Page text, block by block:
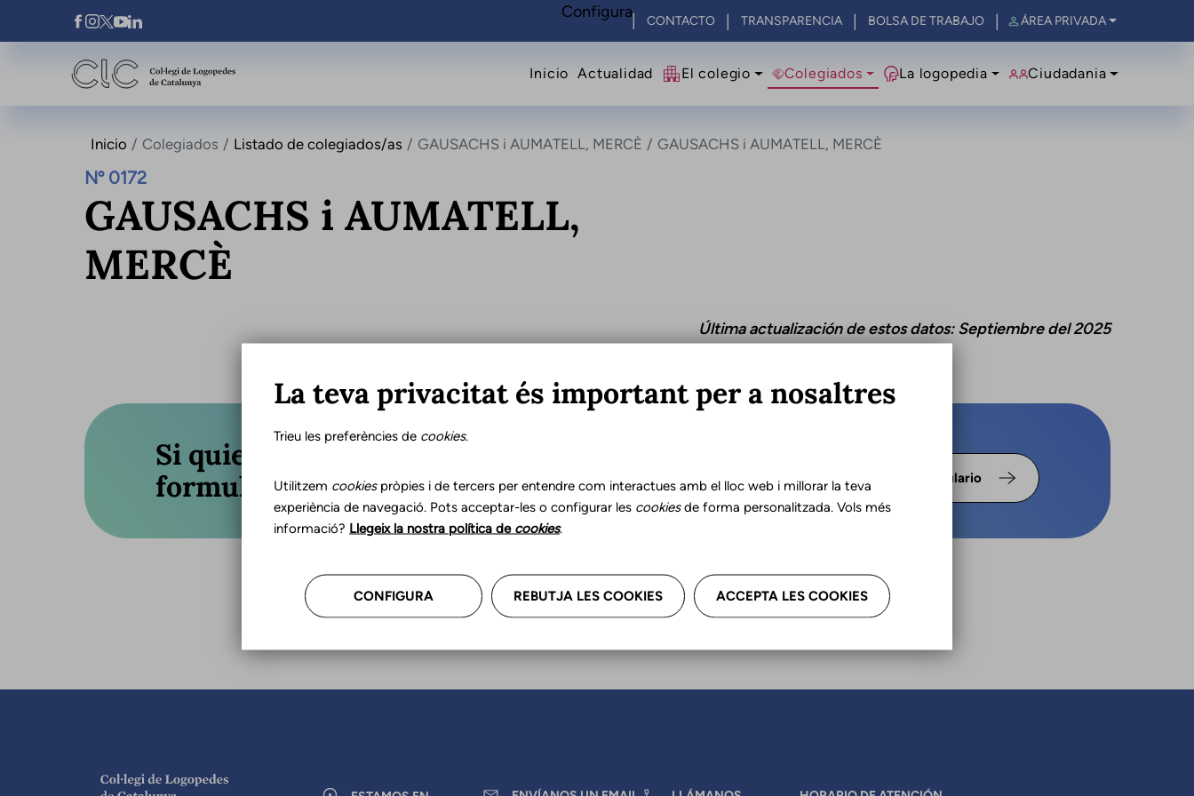
Pasar al contenido principal
Xarxes Socials CONTACTO TRANSPARENCIA BOLSA DE TRABAJO ÁREA PRIVADA
Navegació principal
Inicio Actualidad El colegio Colegiados La logopedia Ciudadania
Inicio Colegiados Listado de colegiados/as GAUSACHS i AUMATELL, MERCÈ GAUSACHS i AUMATELL, MERCÈ
Nº 0172
GAUSACHS i AUMATELL,
MERCÈ
Última actualización de estos datos: Septiembre del 2025
Si quieres actualizar tus datos profesionales, rellena el
formulario o llámanos.
Formulario
Configura
La teva privacitat és important per a nosaltres
Trieu les preferències de cookies.
Utilitzem cookiespròpies i de tercers per entendre com interactues amb el lloc web i millorar la teva
experiència de navegació. Pots acceptar-les o configurar les cookiesde forma personalitzada. Vols més
informació? Llegeix la nostra política de cookies.
CONFIGURA REBUTJA LES COOKIES ACCEPTA LES COOKIES